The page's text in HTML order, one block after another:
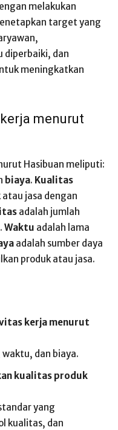
melakukan
target yang
diperbaiki, dan
meningkatkan
menurut
Hasibuan meliputi:
biaya. Kualitas
jasa dengan
adalah jumlah
Waktu adalah lama
adalah sumber daya
produk atau jasa.
kerja menurut
dan biaya.
kualitas produk
yang
kualitas, dan